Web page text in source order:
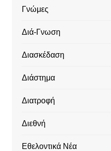
Γνώμες
Διά-Γνωση
Διασκέδαση
Διάστημα
Διατροφή
Διεθνή
Εθελοντικά Νέα